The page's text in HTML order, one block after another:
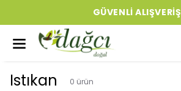
GÜVENLI ALIŞVERIŞ
Istıkan 0 ürün